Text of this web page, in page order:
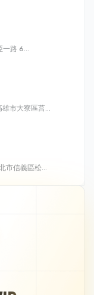
一路 66
雄市大寮區莒
市信義區松智